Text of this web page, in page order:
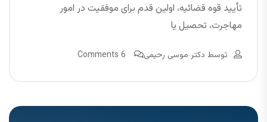
تأیید قوه قضائیه، اولین قدم برای موفقیت در امور
مهاجرت، تحصیل یا
توسط دکتر موسی رحیمی 6 Comments